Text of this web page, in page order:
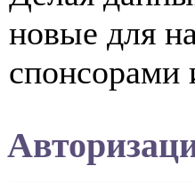
новые для
спонсорами